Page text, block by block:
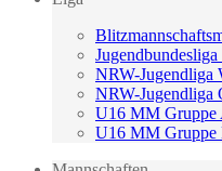
Jugendbundesliga
NRW-Jugendliga
NRW-Jugendliga
U16 MM Gruppe
U16 MM Gruppe